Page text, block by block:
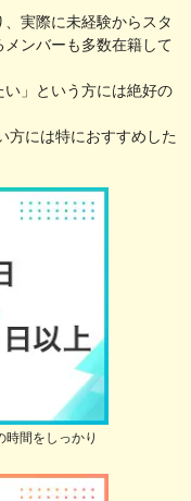
名古屋市熱田区、名古
名古屋市守山区、名古
区、豊橋市、岡崎市、一
津島市、碧南市、刈谷
山市、常滑市、江南市、
知多市、知立市、尾張
田原市、愛西市、清須
、長久手市、愛知郡東
羽郡扶桑町、海部郡大
阿久比町、知多郡東浦
武豊町、額田郡幸田
設楽郡豊根村） 、
、
梨県
、 三重県、
広島県、岡山県
愛媛県、
、宮崎県
実際に未経験からスタ
ンバーも多数在籍して
い」という方には絶好の
方には特におすすめした
間をしっかり